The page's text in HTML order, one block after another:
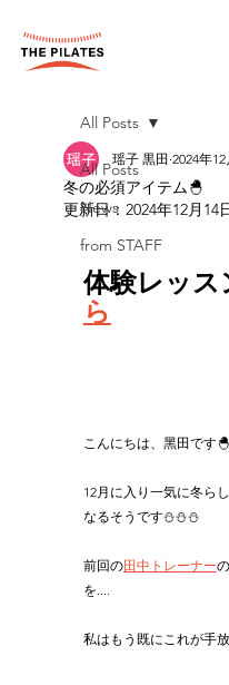
All Posts
News
from STAFF
All Posts
冬の必須アイテム🐣
瑶子 黒田 2024年12
更新日： 2024年12月14
体験レッス
ら
こんにちは、黑田です🐣
12月に入り一気に冬ら
なるそうです⛄⛄⛄
前回の田中トレーナー
を....
私はもう既にこれが手